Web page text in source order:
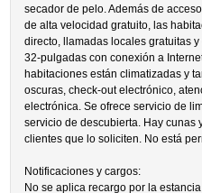
secador de pelo. Además de
de alta velocidad gratuito, las
directo, llamadas locales gratuitas
32-pulgadas con conexión a
habitaciones están climatizadas y
oscuras, check-out electrónico,
electrónica. Se ofrece servicio de
servicio de descubierta. Hay cunas
clientes que lo soliciten. No está
Notificaciones y cargos:
No se aplica recargo por la